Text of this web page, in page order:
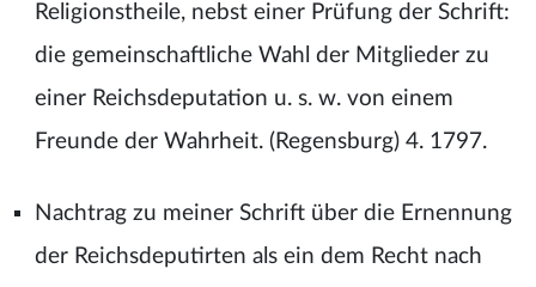
Religionstheile, nebst einer Prüfung der Schrift:
die gemeinschaftliche Wahl der Mitglieder zu
einer Reichsdeputation u. s. w. von einem
Freunde der Wahrheit. (Regensburg) 4. 1797.
Nachtrag zu meiner Schrift über die Ernennung
der Reichsdeputirten als ein dem Recht nach